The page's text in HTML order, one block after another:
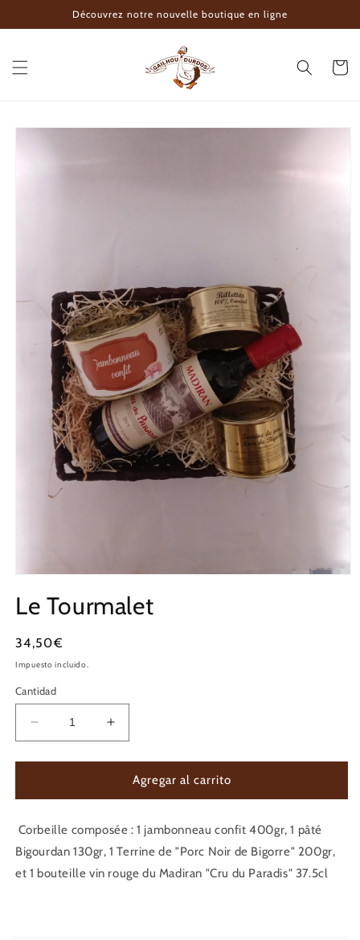
directamente
al contenido
Découvrez notre nouvelle boutique en ligne
Carrito
directamente
Le Tourmalet
Precio
habitual
34,50€
Impuesto incluido.
Cantidad
Reducir
cantidad
para
Tourmalet
Aumentar
cantidad
para
Tourmalet
Agregar al carrito
Corbeille composée : 1 jambonneau confit 400gr, 1 pâté
Bigourdan 130gr, 1 Terrine de "Porc Noir de Bigorre" 200gr,
et 1 bouteille vin rouge du Madiran "Cru du Paradis" 37.5cl